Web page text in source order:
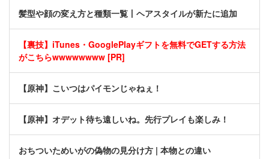
髪型や顔の変え方と種類一覧丨ヘアスタイルが新たに追加
【裏技】iTunes・GooglePlayギフトを無料でGETする方法
がこちらwwwwwwww [PR]
【原神】こいつはパイモンじゃねぇ！
【原神】オデット待ち遠しいね。先行プレイも楽しみ！
おちついためいがの偽物の見分け方 | 本物との違い